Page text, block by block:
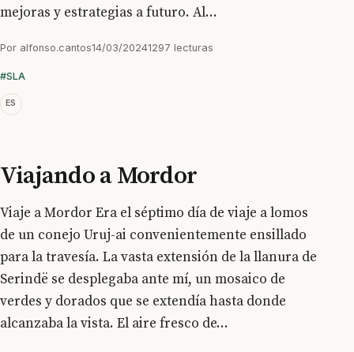
mejoras y estrategias a futuro. Al...
Por alfonso.cantos14/03/20241297 lecturas
#SLA
ES
Viajando a Mordor
Viaje a Mordor Era el séptimo día de viaje a lomos
de un conejo Uruj-ai convenientemente ensillado
para la travesía. La vasta extensión de la llanura de
Serindë se desplegaba ante mí, un mosaico de
verdes y dorados que se extendía hasta donde
alcanzaba la vista. El aire fresco de...